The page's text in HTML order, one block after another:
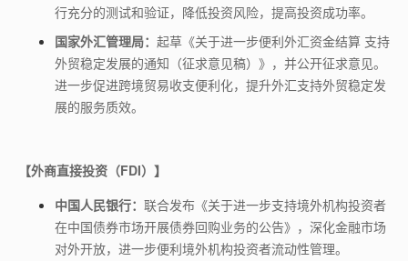
行充分的测试和验证，降低投资风险，提高投资成功率。
国家外汇管理局： 起草《关于进一步便利外汇资金结算 支持
外贸稳定发展的通知（征求意见稿）》，并公开征求意见。
进一步促进跨境贸易收支便利化，提升外汇支持外贸稳定发
展的服务质效。
【外商直接投资（FDI）】
中国人民银行： 联合发布《关于进一步支持境外机构投资者
在中国债券市场开展债券回购业务的公告》，深化金融市场
对外开放，进一步便利境外机构投资者流动性管理。